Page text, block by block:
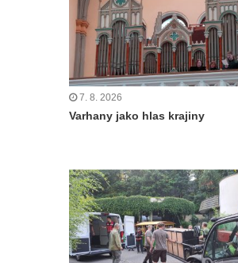
7. 8. 2026
Varhany jako hlas krajiny